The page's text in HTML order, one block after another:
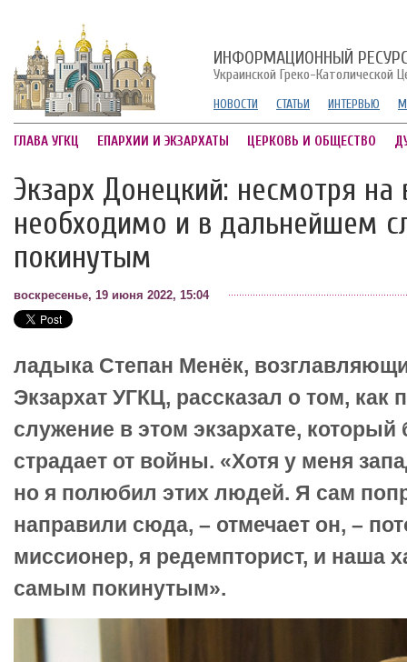
ИНФОРМАЦИОННЫЙ
Украинской Греко-Католической
НОВОСТИ СТАТЬИ ИНТЕРВЬЮ
ГЛАВА УГКЦ ЕПАРХИИ И ЭКЗАРХАТЫ ЦЕРКОВЬ И ОБЩЕСТВО
Экзарх Донецкий: несмотря на
необходимо и в дальнейшем
покинутым
воскресенье, 19 июня 2022, 15:04
ладыка Степан Менёк,
Экзархат УГКЦ, рассказал о том, как
служение в этом экзархате, который
страдает от войны. «Хотя у меня
но я полюбил этих людей. Я сам
направили сюда, – отмечает он, –
миссионер, я редемпторист, и наша
самым покинутым».